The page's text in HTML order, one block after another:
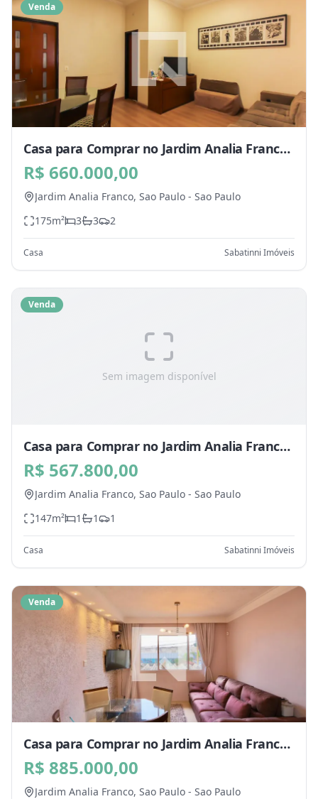
Venda
Casa para Comprar no Jardim Analia Franco,
Sao Paulo - SP
R$ 660.000,00
Jardim Analia Franco, Sao Paulo - Sao Paulo
175m² 3 3 2
Casa Sabatinni Imóveis
Sem imagem disponível
Venda
Casa para Comprar no Jardim Analia Franco,
Sao Paulo - SP
R$ 567.800,00
Jardim Analia Franco, Sao Paulo - Sao Paulo
147m² 1 1 1
Casa Sabatinni Imóveis
Venda
Casa para Comprar no Jardim Analia Franco,
Sao Paulo - SP
R$ 885.000,00
Jardim Analia Franco, Sao Paulo - Sao Paulo